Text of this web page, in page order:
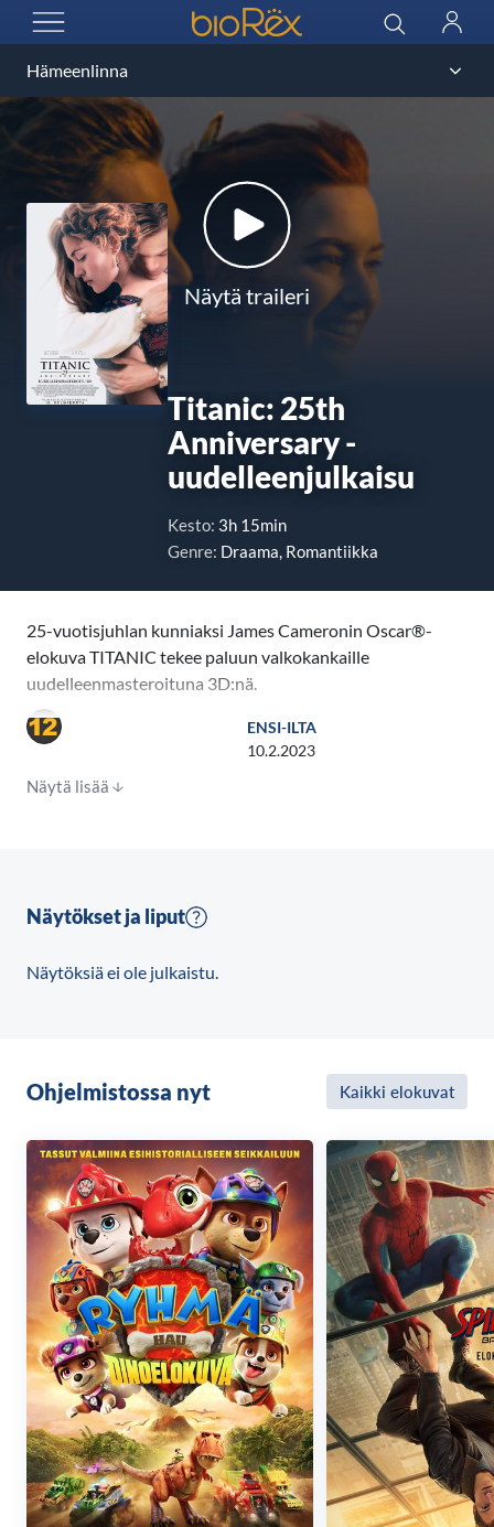
AVAA VALIKKO
BioRex Cinemas Haku
Näytä traileri
Titanic: 25th
Anniversary -
uudelleenjulkaisu
Kesto: 3h 15min
Genre: Draama, Romantiikka
25-vuotisjuhlan kunniaksi James Cameronin Oscar®-
elokuva TITANIC tekee paluun valkokankaille
uudelleenmasteroituna 3D:nä.
TITANIC on eeppinen toiminnantäyteinen
rakkaustarina, joka sijoittuu ”uppoamattoman”
Titanicin kohtalokkaalle neitsytmatkalle. Elokuva
äänitehosteet ja parhaat erikoistehosteet). Elokuvan
DiCaprio ja Kate Winslet. Saadessaan ensi-iltansa
ENSI-ILTA
10.2.2023
Näytä lisää
Näytökset ja liput
Näytöksiä ei ole julkaistu.
Ohjelmistossa nyt Kaikki elokuvat